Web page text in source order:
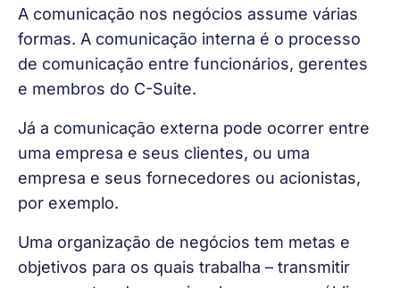
A comunicação nos negócios assume várias
formas. A comunicação interna é o processo
de comunicação entre funcionários, gerentes
e membros do C-Suite.
Já a comunicação externa pode ocorrer entre
uma empresa e seus clientes, ou uma
empresa e seus fornecedores ou acionistas,
por exemplo.
Uma organização de negócios tem metas e
objetivos para os quais trabalha – transmitir